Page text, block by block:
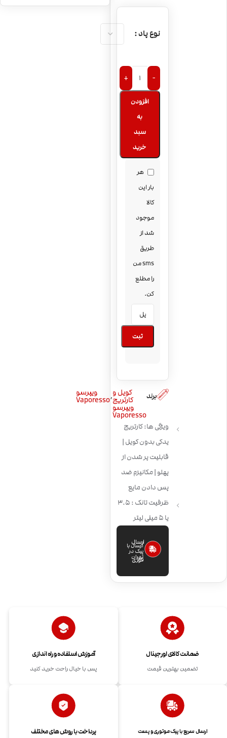
نوع پاد
-
+
افزودن
به
سبد
خرید
هر
بار این
کالا
موجود
شد از
طریق
sms من
را مطلع
کن.
ثبت
برند کویل و
کارتریج
ویپرسو
Vaporesso
, ویپرسو
Vaporesso
ویژگی ها: کارتریج
یدکی بدون کویل |
قابلیت پر شدن از
پهلو | مکانیزم ضد
پس دادن مایع
ظرفیت تانک : 3.5
یا 5 میلی لیتر
ارسال
فوری
ارسال با
پیک در
تهران
ضمانت کالای اورجینال
تضمین بهترین قیمت
آموزش استفاده و راه اندازی
پس با خیال راحت خرید کنید
ارسال سریع با پیک موتوری و پست پرداخت با روش های مختلف